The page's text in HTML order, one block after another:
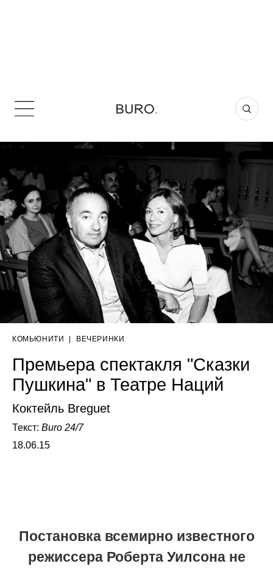
КОМЬЮНИТИ ВЕЧЕРИНКИ
Премьера спектакля "Сказки
Пушкина" в Театре Наций
Коктейль Breguet
Текст: Buro 24/7
18.06.15
Постановка всемирно известного
режиссера Роберта Уилсона не